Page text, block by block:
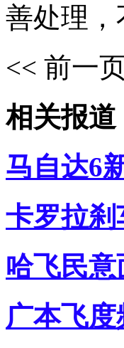
善处理
<< 前一
相关报道
马自达6
卡罗拉
哈飞民
广本飞